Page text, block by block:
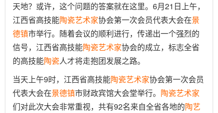
天地？或许，这个问题的答案就在这里。6月21日上午，
江西省高技能陶瓷艺术家协会第一次会员代表大会在景
德镇市举行。随着会议的顺利进行，传递出一个强烈的
信号，江西省高技能陶瓷艺术家协会的成立，标志全省
的高技能陶瓷人才将走抱团发展之路。
当天上午9时，江西省高技能陶瓷艺术家协会第一次会员
代表大会在景德镇市财政宾馆大会堂举行。 陶瓷艺术家
们对此次大会非常重视，共有92名来自全省各地的陶艺